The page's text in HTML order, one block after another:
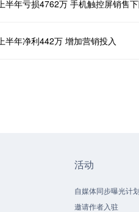
半年亏损4762万 手机触控屏销售
半年净利442万 增加营销投入
活动
自媒体同步曝光计
邀请作者入驻